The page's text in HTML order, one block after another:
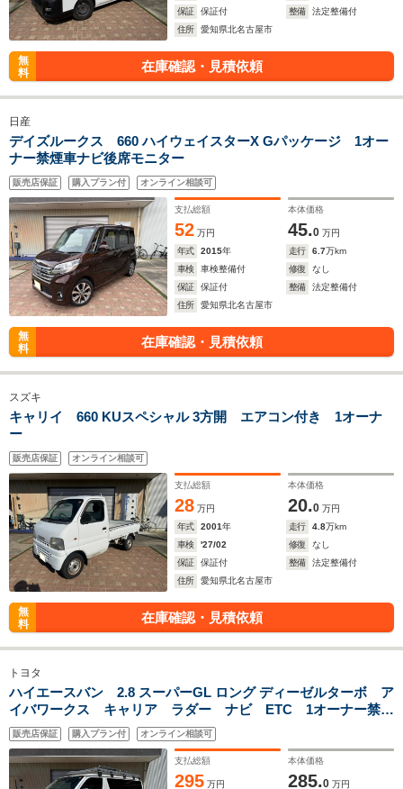
保証
保証付 整備
法定整備付
住所
愛知県北名古屋市
無
料
在庫確認・見積依頼
日産
デイズルークス 660 ハイウェイスターX Gパッケージ 1オー
ナー禁煙車ナビ後席モニター
販売店保証 購入プラン付 オンライン相談可
支払総額
52 万円
本体価格
45.0 万円
年式
2015年 走行 6.7万km
車検
車検整備付 修復
なし
保証
保証付 整備
法定整備付
住所
愛知県北名古屋市
無
料
在庫確認・見積依頼
スズキ
キャリイ 660 KUスペシャル 3方開 エアコン付き 1オーナ
ー
販売店保証 オンライン相談可
支払総額
28 万円
本体価格
20.0 万円
年式
2001年 走行 4.8万km
車検
'27/02 修復
なし
保証
保証付 整備
法定整備付
住所
愛知県北名古屋市
無
料
在庫確認・見積依頼
トヨタ
ハイエースバン 2.8 スーパーGL ロング ディーゼルターボ ア
イバワークス キャリア ラダー ナビ ETC 1オーナー禁煙
車
販売店保証 購入プラン付 オンライン相談可
支払総額
295 万円
本体価格
285.0 万円